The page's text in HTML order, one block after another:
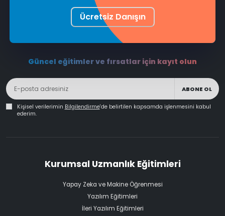
Ücretsiz Danışın
Güncel eğitimler ve fırsatlar için kayıt olun
ABONE OL
Kişisel verilerimin Bilgilendirme'de belirtilen kapsamda işlenmesini kabul
ederim.
Kurumsal Uzmanlık Eğitimleri
Yapay Zeka ve Makine Öğrenmesi
Yazılım Eğitimleri
İleri Yazılım Eğitimleri